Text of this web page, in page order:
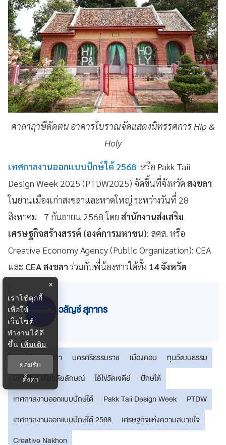
ศาลาฤาษีดัดตน อาคารโบราณจัดแสดงนิทรรศการ Hip &
Holy
เทศกาลงานออกแบบปักษ์ใต้ 2568 หรือ Pakk Taii
Design Week 2025 (PTDW2025) จัดขึ้นที่จังหวัด สงขลา
ในย่านเมืองเก่าสงขลาและหาดใหญ่ ระหว่างวันที่ 28
สิงหาคม - 7 กันยายน 2568 โดย สำนักงานส่งเสริม
เศรษฐกิจสร้างสรรค์ (องค์การมหาชน): สศส. หรือ
Creative Economy Agency (Public Organization): CEA
และ CEA สงขลา ร่วมกับพี่น้องชาวใต้ทั้ง 14 จังหวัด
วลัญช์ สุภากร
ภาคใต้ สงขลา นครศรีธรรมราช เมืองคอน
ทุนวัฒนธรรม
มหาวิทยาลัยวลัยลักษณ์
ไอ้ไข่วัดเจดีย์
ปักษ์ใต้
เทศกาลงานออกแบบปักษ์ใต้
Pakk Taii Design Week
PTDW
เทศกาลงานออกแบบปักษ์ใต้ 2568
เศรษฐกิจแห่งความสบายใจ
Creative Nakhon
×
เราใช้คุกกี้
เพื่อให้
เว็บไซต์
ทำงานได้ดี
ขึ้น เพิ่มเติม
ยอมรับ
ตั้งค่า